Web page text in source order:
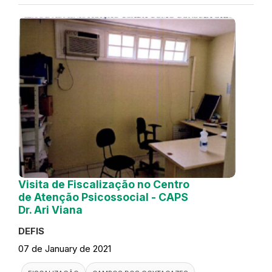
Visita de Fiscalização no Centro
de Atenção Psicossocial - CAPS
Dr. Ari Viana
DEFIS
07 de January de 2021